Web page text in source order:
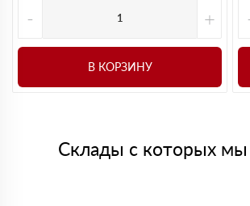
- +
В КОРЗИНУ
Склады с которых мы